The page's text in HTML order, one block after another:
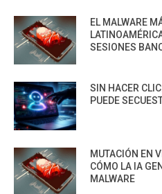
EL MALWARE
SESIONES
SIN HACER
PUEDE
MUTACIÓN EN
CÓMO LA IA
MALWARE